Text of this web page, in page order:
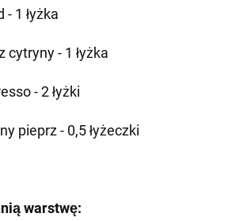
- 1 łyżka
cytryny - 1 łyżka
- 2 łyżki
pieprz - 0,5 łyżeczki
warstwę: